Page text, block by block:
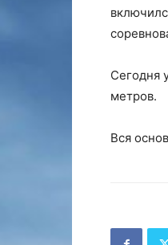
Сегодня
метров.
Вся